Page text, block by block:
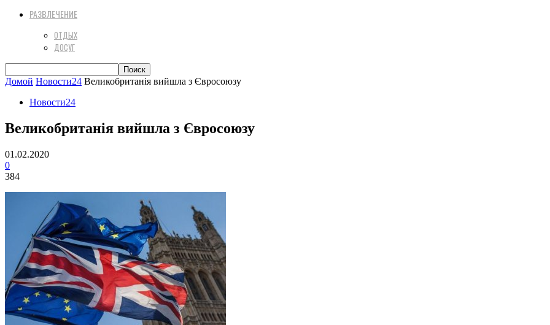
РАЗВЛЕЧЕНИЕ
ОТДЫХ
ДОСУГ
Домой Новости24 Великобританія вийшла з Євросоюзу
Новости24
Великобританія вийшла з Євросоюзу
01.02.2020
0
384